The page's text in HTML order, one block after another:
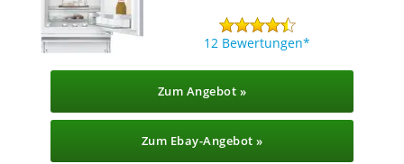
12 Bewertungen
Zum Angebot »
Zum Ebay-Angebot »